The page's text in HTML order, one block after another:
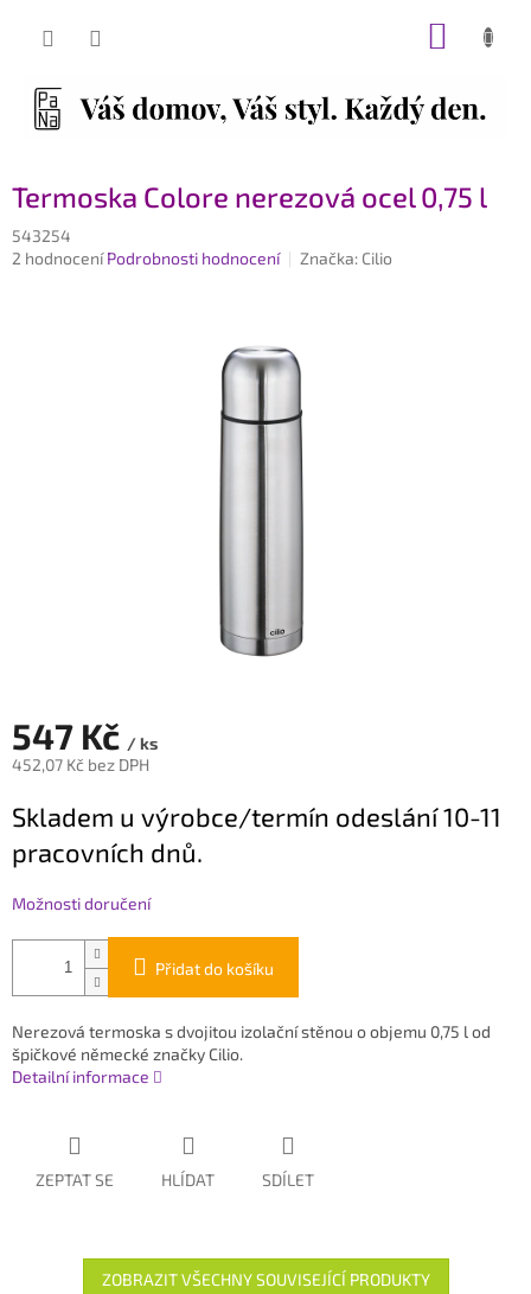
Termoska Colore nerezová ocel 0,75 l
543254
Průměrné
2 hodnocení Podrobnosti hodnocení Značka: Cilio
547 Kč / ks
452,07 Kč bez DPH
cena:
Skladem u výrobce/termín odeslání 10-11
pracovních dnů.
Možnosti doručení
Přidat do košíku
Nerezová termoska s dvojitou izolační stěnou o objemu 0,75 l od
špičkové německé značky Cilio.
Detailní informace
ZEPTAT SE HLÍDAT SDÍLET
ZOBRAZIT VŠECHNY SOUVISEJÍCÍ PRODUKTY